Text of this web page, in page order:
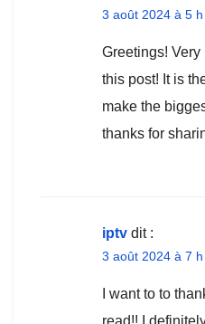
3 août 2024 à 5
Greetings!
this post! It is
make the
thanks for
iptv dit :
3 août 2024 à 7
I want to to
read!! I